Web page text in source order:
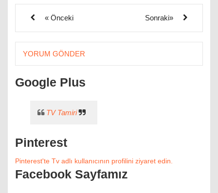
« Önceki Sonraki»
YORUM GÖNDER
Google Plus
TV Tamiri
Pinterest
Pinterest'te Tv adlı kullanıcının profilini ziyaret edin.
Facebook Sayfamız